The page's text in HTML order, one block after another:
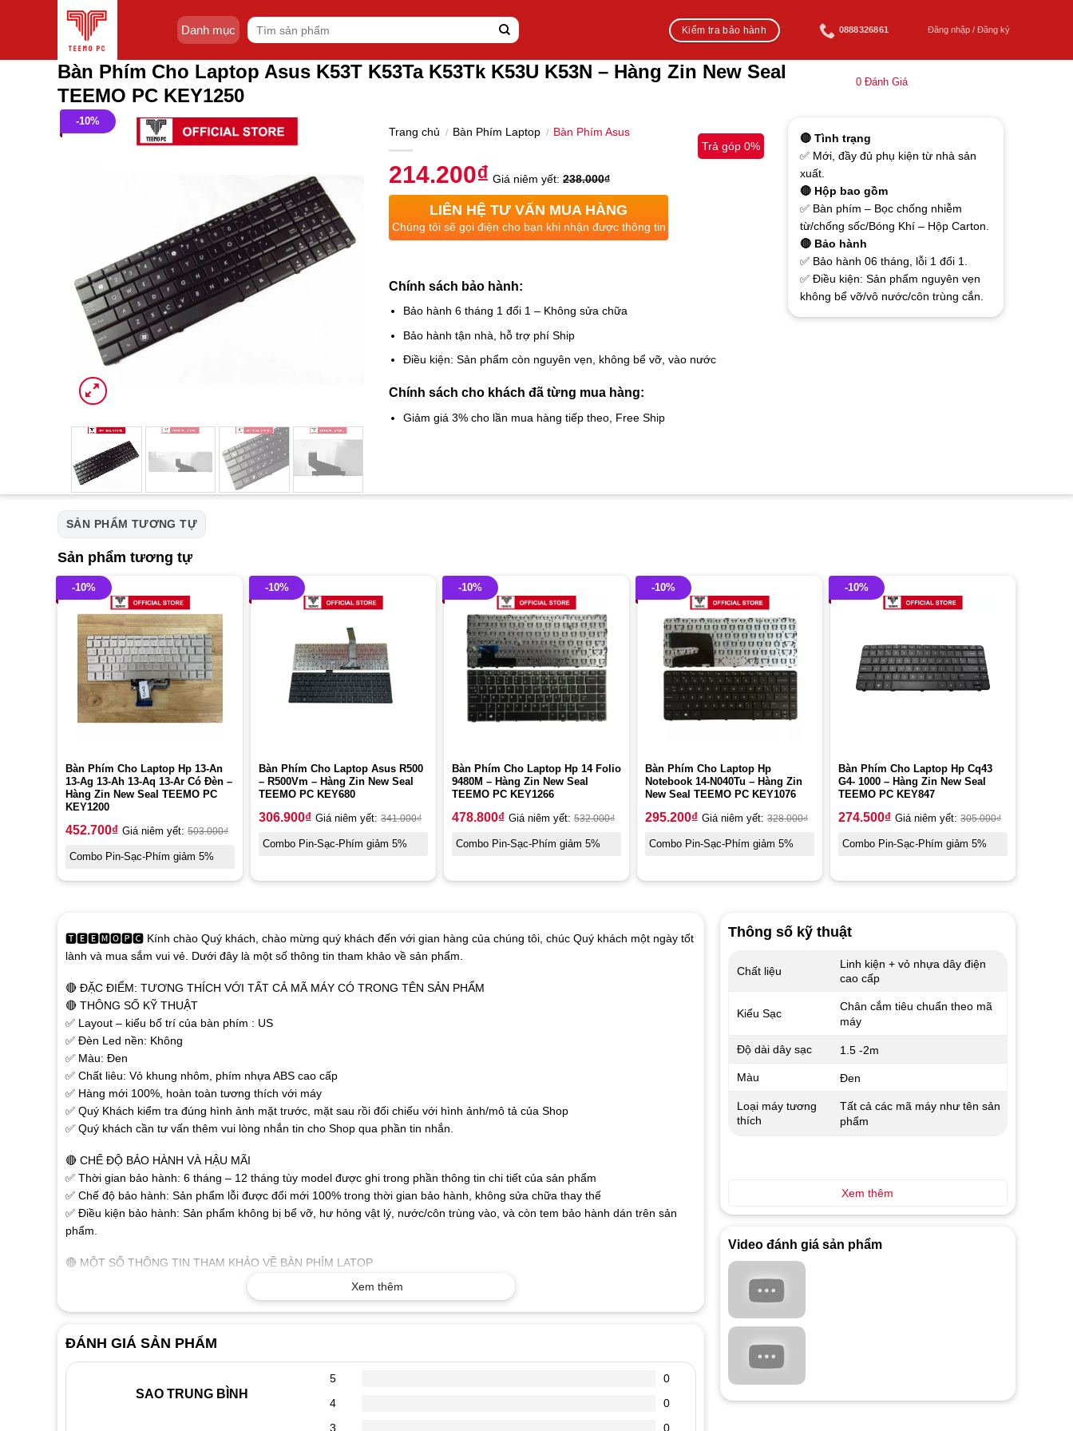
Danh mục
Tìm
kiếm:
Kiểm tra bảo hành 0888326861 Đăng nhập / Đăng ký
Bàn Phím Cho Laptop Asus K53T K53Ta K53Tk K53U K53N – Hàng Zin New Seal
TEEMO PC KEY1250
0 Đánh Giá
-10%
Trang chủ / Bàn Phím Laptop / Bàn Phím Asus
214.200₫ Giá niêm yết: 238.000₫
Trả góp 0%
LIÊN HỆ TƯ VẤN MUA HÀNG
Chúng tôi sẽ gọi điện cho bạn khi nhận được thông tin
Chính sách bảo hành:
Bảo hành 6 tháng 1 đổi 1 – Không sửa chữa
Bảo hành tận nhà, hỗ trợ phí Ship
Điều kiện: Sản phẩm còn nguyên vẹn, không bể vỡ, vào nước
Chính sách cho khách đã từng mua hàng:
Giảm giá 3% cho lần mua hàng tiếp theo, Free Ship
🔴 Tình trạng
✅ Mới, đầy đủ phụ kiện từ nhà sản
xuất.
🔴 Hộp bao gồm
✅ Bàn phím – Bọc chống nhiễm
từ/chống sốc/Bóng Khí – Hộp Carton.
🔴 Bảo hành
✅ Bảo hành 06 tháng, lỗi 1 đổi 1.
✅ Điều kiện: Sản phẩm nguyên vẹn
không bể vỡ/vô nước/côn trùng cắn.
SẢN PHẨM TƯƠNG TỰ
Sản phẩm tương tự
-10%
Bàn Phím Cho Laptop Hp 13-An
13-Ag 13-Ah 13-Aq 13-Ar Có Đèn –
Hàng Zin New Seal TEEMO PC
KEY1200
452.700₫ Giá niêm yết: 503.000₫
Combo Pin-Sạc-Phím giảm 5%
-10%
Bàn Phím Cho Laptop Asus R500
– R500Vm – Hàng Zin New Seal
TEEMO PC KEY680
306.900₫ Giá niêm yết: 341.000₫
Combo Pin-Sạc-Phím giảm 5%
-10%
Bàn Phím Cho Laptop Hp 14 Folio
9480M – Hàng Zin New Seal
TEEMO PC KEY1266
478.800₫ Giá niêm yết: 532.000₫
Combo Pin-Sạc-Phím giảm 5%
-10%
Bàn Phím Cho Laptop Hp
Notebook 14-N040Tu – Hàng Zin
New Seal TEEMO PC KEY1076
295.200₫ Giá niêm yết: 328.000₫
Combo Pin-Sạc-Phím giảm 5%
-10%
Bàn Phím Cho Laptop Hp Cq43
G4- 1000 – Hàng Zin New Seal
TEEMO PC KEY847
274.500₫ Giá niêm yết: 305.000₫
Combo Pin-Sạc-Phím giảm 5%
🆃🅴🅴🅼🅾🅿🅲 Kính chào Quý khách, chào mừng quý khách đến với gian hàng của chúng tôi, chúc Quý khách một ngày tốt
lành và mua sắm vui vẻ. Dưới đây là một số thông tin tham khảo về sản phẩm.
🔴 ĐẶC ĐIỂM: TƯƠNG THÍCH VỚI TẤT CẢ MÃ MÁY CÓ TRONG TÊN SẢN PHẨM
🔴 THÔNG SỐ KỸ THUẬT
✅ Layout – kiểu bố trí của bàn phím : US
✅ Đèn Led nền: Không
✅ Màu: Đen
✅ Chất liêu: Vỏ khung nhôm, phím nhựa ABS cao cấp
✅ Hàng mới 100%, hoàn toàn tương thích với máy
✅ Quý Khách kiểm tra đúng hình ảnh mặt trước, mặt sau rồi đối chiếu với hình ảnh/mô tả của Shop
✅ Quý khách cần tư vấn thêm vui lòng nhắn tin cho Shop qua phần tin nhắn.
🔴 CHẾ ĐỘ BẢO HÀNH VÀ HẬU MÃI
✅ Thời gian bảo hành: 6 tháng – 12 tháng tùy model được ghi trong phần thông tin chi tiết của sản phẩm
✅ Chế độ bảo hành: Sản phẩm lỗi được đổi mới 100% trong thời gian bảo hành, không sửa chữa thay thế
✅ Điều kiện bảo hành: Sản phẩm không bị bể vỡ, hư hỏng vật lý, nước/côn trùng vào, và còn tem bảo hành dán trên sản
phẩm.
🔴 MỘT SỐ THÔNG TIN THAM KHẢO VỀ BÀN PHÍM LATOP
✅ Các chữ, số trên phím được khắc nổi bằng công nghệ cao nên không lo bị nhòe hay mất nét, bền bỉ với thời gian.
✅ Sử dụng đầu cáp thông dụng dành cho laptop, người dùng có thể kết nối bàn phím với máy tính và sử dụng ngay mà
không cần phải cài đặt. Sản phẩm tương thích tốt với tất cả hệ điều hành hiện nay.
✅ Thiết kế như bàn phím gốc, tháo ra là thay được ngay. Phím có độ nhạy và độ nảy tốt giúp gõ nhanh và chính xác
🔴 DẤU HIỆU NHẬN BIẾT KHI BÀN PHÍM LAPTOP BỊ HỎNG
✅ Khi đánh máy màn hình xuất hiện các ký tự lạ như: hhhhhhhhh, mmmmmm……… xuất hiện liền mạch.
✅ Liệt phím biểu hiện có phím đánh được có phím không đánh được. Có lúc đánh thì hiện ra chữ có lúc đánh không hiện ra
Xem thêm
ĐÁNH GIÁ SẢN PHẨM
SAO TRUNG BÌNH
5
0
4
0
3
0
Thông số kỹ thuật
Chất liệu
Linh kiện + vỏ nhựa dây điện
cao cấp
Kiểu Sạc
Chân cắm tiêu chuẩn theo mã
máy
Độ dài dây sạc 1.5 -2m
Màu Đen
Loại máy tương
thích
Tất cả các mã máy như tên sản
phẩm
Xem thêm
Video đánh giá sản phẩm